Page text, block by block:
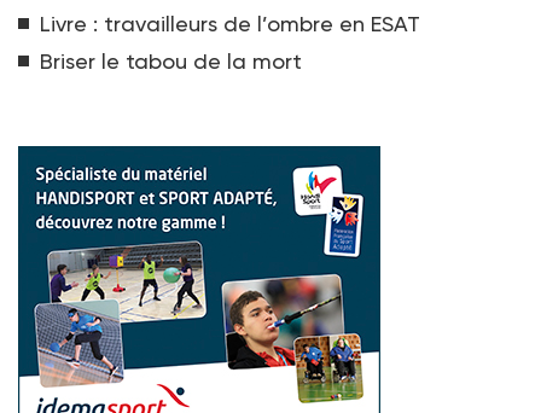
Livre : travailleurs de l’ombre en ESAT
Briser le tabou de la mort